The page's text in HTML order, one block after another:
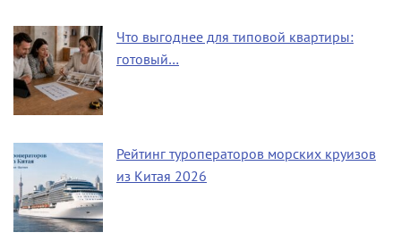
Что выгоднее для типовой квартиры:
готовый…
Рейтинг туроператоров морских круизов
из Китая 2026